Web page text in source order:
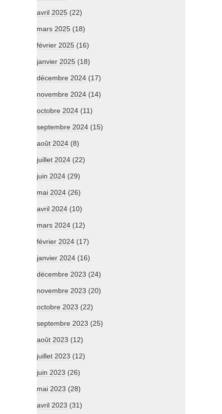
avril 2025 (22)
mars 2025 (18)
février 2025 (16)
janvier 2025 (18)
décembre 2024 (17)
novembre 2024 (14)
octobre 2024 (11)
septembre 2024 (15)
août 2024 (8)
juillet 2024 (22)
juin 2024 (29)
mai 2024 (26)
avril 2024 (10)
mars 2024 (12)
février 2024 (17)
janvier 2024 (16)
décembre 2023 (24)
novembre 2023 (20)
octobre 2023 (22)
septembre 2023 (25)
août 2023 (12)
juillet 2023 (12)
juin 2023 (26)
mai 2023 (28)
avril 2023 (31)